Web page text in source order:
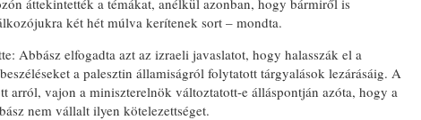
áttekintették a témákat, anélkül azonban, hogy bármiről is
két hét múlva kerítenek sort – mondta.
Abbász elfogadta azt az izraeli javaslatot, hogy halasszák el a
a palesztin államiságról folytatott tárgyalások lezárásáig. A
arról, vajon a miniszterelnök változtatott-e álláspontján azóta, hogy a
nem vállalt ilyen kötelezettséget.